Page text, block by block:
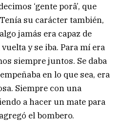
‘gente porâ’, que
su carácter también,
jamás era capaz de
y se iba. Para mí era
siempre juntos. Se daba
en lo que sea, era
Siempre con una
a hacer un mate para
el bombero.